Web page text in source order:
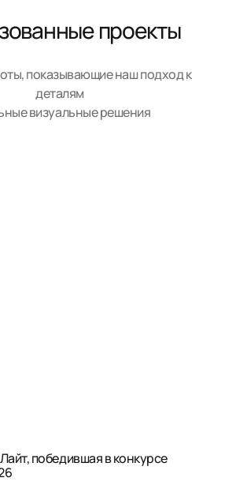
проекты
показывающие наш подход к
деталям
визуальные решения
победившая в конкурсе